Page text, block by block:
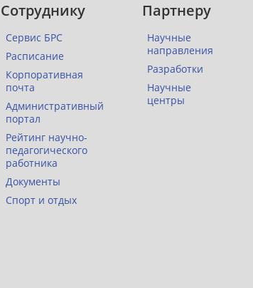
Сотруднику
Сервис БРС
Расписание
Корпоративная
почта
Административный
портал
Рейтинг научно-
педагогического
работника
Документы
Спорт и отдых
Партнеру
Научные
направления
Разработки
Научные
центры